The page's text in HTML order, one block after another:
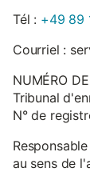
Tél : +49 89
Courriel :
NUMÉRO
Tribunal
N° de
au sens de